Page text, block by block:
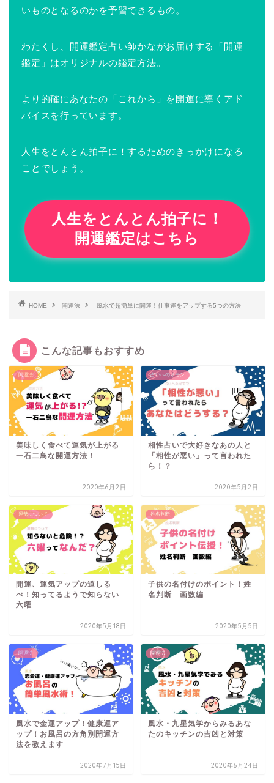
いものとなるのかを予習できるもの。
わたくし、開運鑑定占い師かながお届けする「開運
鑑定」はオリジナルの鑑定方法。
より的確にあなたの「これから」を開運に導くアド
バイスを行っています。
人生をとんとん拍子に！するためのきっかけになる
ことでしょう。
人生をとんとん拍子に！
開運鑑定はこちら
HOME 開運法 風水で超簡単に開運！仕事運をアップする5つの方法
こんな記事もおすすめ
開運法
美味しく食べて運気が上がる
一石二鳥な開運方法！
2020年6月2日
占いへのギモン
相性占いで大好きなあの人と
「相性が悪い」って言われた
ら！？
2020年5月2日
運勢について
開運、運気アップの道しる
べ！知ってるようで知らない
六曜
2020年5月18日
姓名判断
子供の名付けのポイント！姓
名判断 画数編
2020年5月5日
開運法
風水で金運アップ！健康運ア
ップ！お風呂の方角別開運方
法を教えます
2020年7月15日
開運法
風水・九星気学からみるあな
たのキッチンの吉凶と対策
2020年6月24日